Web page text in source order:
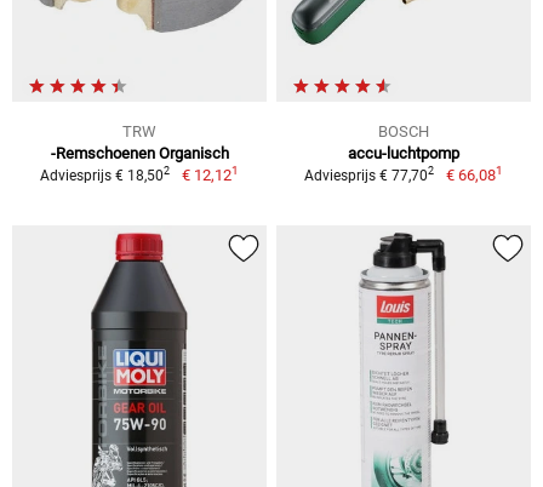
TRW
-Remschoenen Organisch
Adviesprijs € 18,502 € 12,121
BOSCH
accu-luchtpomp
Adviesprijs € 77,702 € 66,081